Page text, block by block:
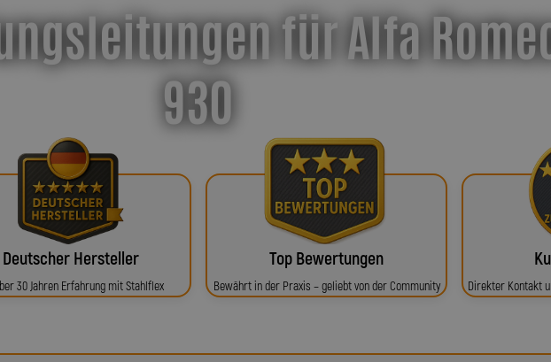
für Alfa
930
Deutscher Hersteller
30 Jahren Erfahrung mit Stahlflex
Top Bewertungen
Bewährt in der Praxis – geliebt von der Community Direkter Kontakt